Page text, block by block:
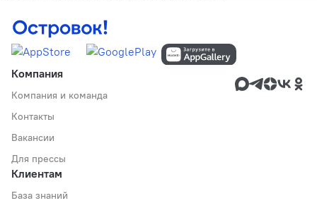
Компания
Компания и команда
Контакты
Вакансии
Для прессы
Клиентам
База знаний